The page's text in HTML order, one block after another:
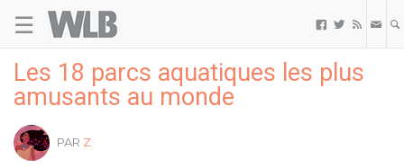
☰   
Les 18 parcs aquatiques les plus
amusants au monde
PAR Z